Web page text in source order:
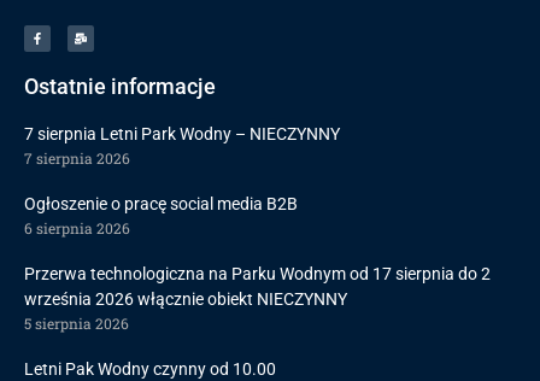
Ostatnie informacje
7 sierpnia Letni Park Wodny – NIECZYNNY
7 sierpnia 2026
Ogłoszenie o pracę social media B2B
6 sierpnia 2026
Przerwa technologiczna na Parku Wodnym od 17 sierpnia do 2
września 2026 włącznie obiekt NIECZYNNY
5 sierpnia 2026
Letni Pak Wodny czynny od 10.00